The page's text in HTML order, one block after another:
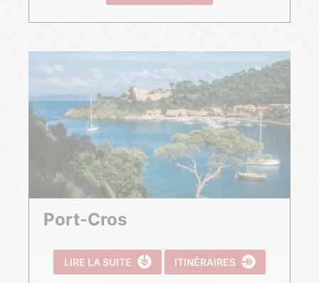
Port-Cros
LIRE LA SUITE ITINÉRAIRES